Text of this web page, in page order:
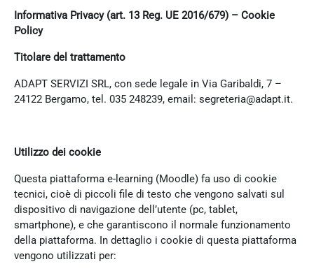
Informativa Privacy (art. 13 Reg. UE 2016/679) – Cookie
Policy
Titolare del trattamento
ADAPT SERVIZI SRL, con sede legale in Via Garibaldi, 7 –
24122 Bergamo, tel. 035 248239, email: segreteria@adapt.it.
Utilizzo dei cookie
Questa piattaforma e-learning (Moodle) fa uso di cookie
tecnici, cioè di piccoli file di testo che vengono salvati sul
dispositivo di navigazione dell’utente (pc, tablet,
smartphone), e che garantiscono il normale funzionamento
della piattaforma. In dettaglio i cookie di questa piattaforma
vengono utilizzati per: